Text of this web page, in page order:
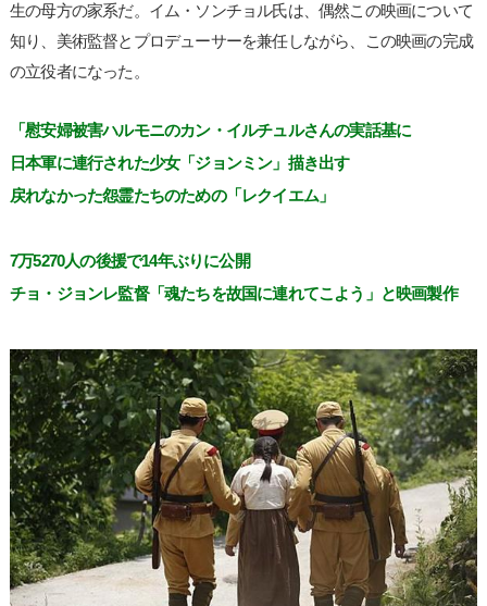
生の母方の家系だ。イム・ソンチョル氏は、偶然この映画について
知り、美術監督とプロデューサーを兼任しながら、この映画の完成
の立役者になった。
「慰安婦被害ハルモニのカン・イルチュルさんの実話基に
日本軍に連行された少女「ジョンミン」描き出す
戻れなかった怨霊たちのための「レクイエム」
7万5270人の後援で14年ぶりに公開
チョ・ジョンレ監督「魂たちを故国に連れてこよう」と映画製作